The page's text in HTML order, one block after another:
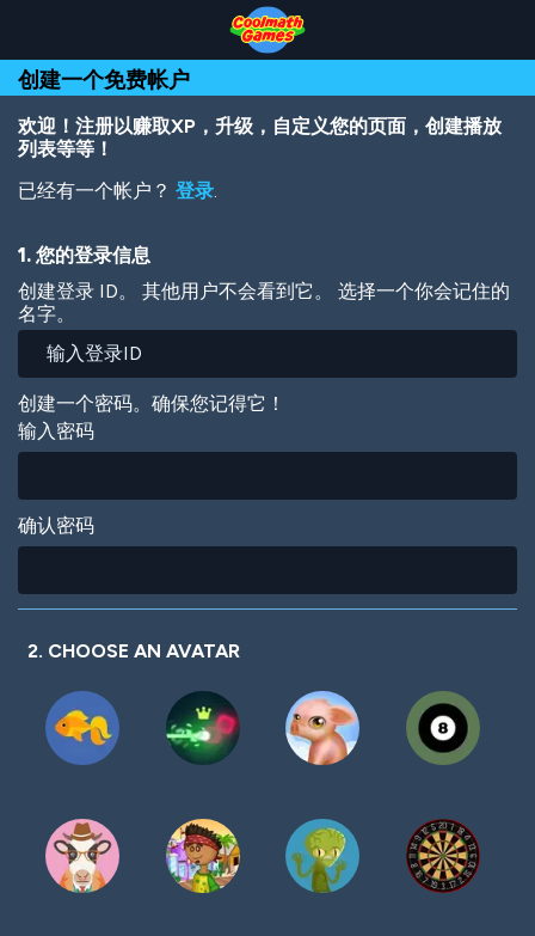
Top
of
Page
Navigation
Main
Content
Footer
到
主
要
内
容
创建一个免费帐户
欢迎！注册以赚取XP，升级，自定义您的页面，创建播放
列表等等！
已经有一个帐户？ 登录.
1. 您的登录信息
创建登录 ID。 其他用户不会看到它。 选择一个你会记住的
名字。
创建一个密码。确保您记得它！
输入密码
确认密码
2. CHOOSE AN AVATAR